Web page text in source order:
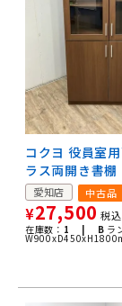
コクヨ 役員室
ラス両開き書棚
愛知店 中古品
¥27,500 税込
在庫数： 1 | B ラ